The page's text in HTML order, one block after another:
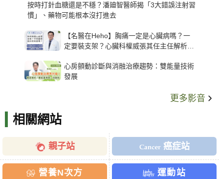
按時打針血糖還是不穩？潘廸智醫師揭「3大錯誤注射習
慣」、藥物可能根本沒打進去
【名醫在Heho】胸痛一定是心臟病嗎？一
定要裝支架？心臟科權威張其任主任解析支
心房顫動診斷與消融治療趨勢：雙能量技術
發展
更多影音
相關網站
親子站 癌症站
營養N次方 運動站